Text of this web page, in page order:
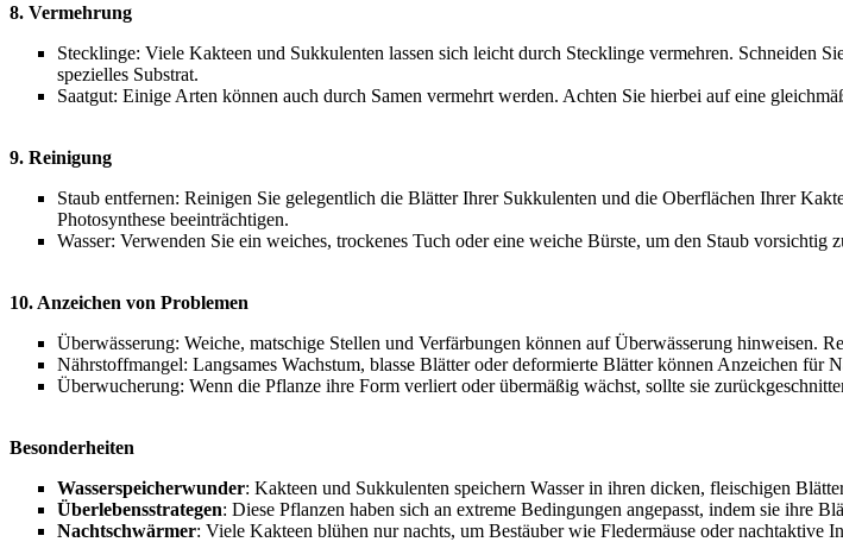
8. Vermehrung
Stecklinge: Viele Kakteen und Sukkulenten lassen sich leicht durch Stecklinge vermehren. Schneiden
spezielles Substrat.
Saatgut: Einige Arten können auch durch Samen vermehrt werden. Achten Sie hierbei auf eine
9. Reinigung
Staub entfernen: Reinigen Sie gelegentlich die Blätter Ihrer Sukkulenten und die Oberflächen Ihrer
Photosynthese beeinträchtigen.
Wasser: Verwenden Sie ein weiches, trockenes Tuch oder eine weiche Bürste, um den Staub vorsichtig
10. Anzeichen von Problemen
Überwässerung: Weiche, matschige Stellen und Verfärbungen können auf Überwässerung hinweisen.
Nährstoffmangel: Langsames Wachstum, blasse Blätter oder deformierte Blätter können Anzeichen für
Überwucherung: Wenn die Pflanze ihre Form verliert oder übermäßig wächst, sollte sie
Besonderheiten
Wasserspeicherwunder: Kakteen und Sukkulenten speichern Wasser in ihren dicken, fleischigen
Überlebensstrategen: Diese Pflanzen haben sich an extreme Bedingungen angepasst, indem sie ihre
Nachtschwärmer: Viele Kakteen blühen nur nachts, um Bestäuber wie Fledermäuse oder nachtaktive